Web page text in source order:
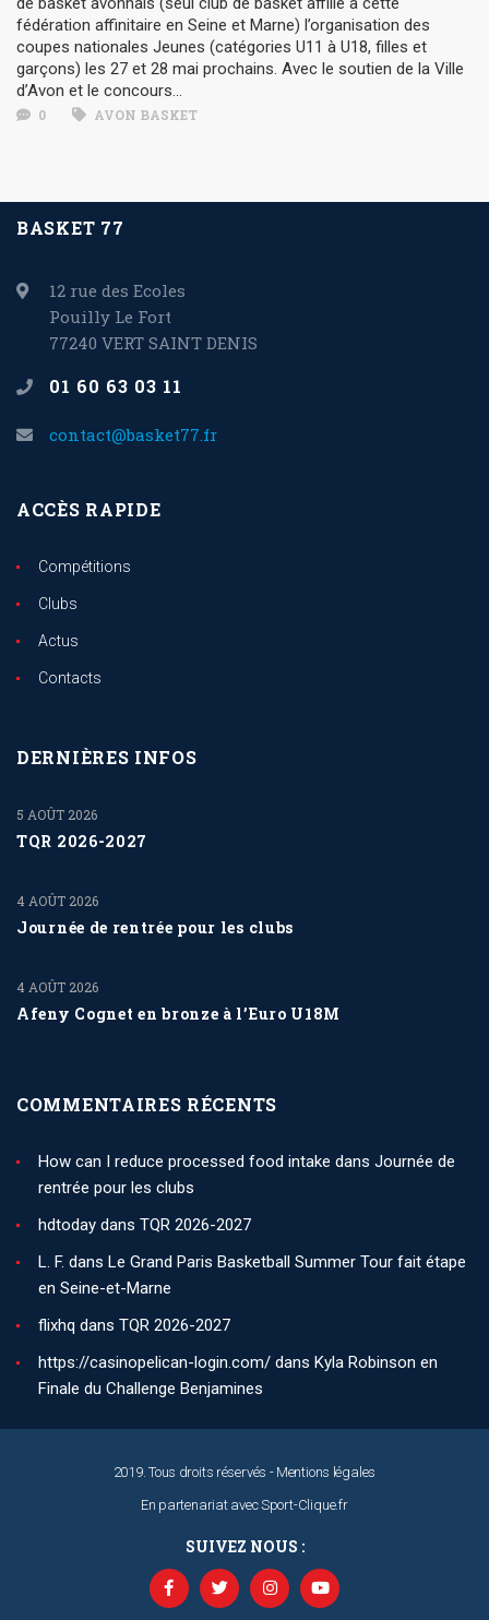
fédération affinitaire en Seine et Marne) l’organisation des
coupes nationales Jeunes (catégories U11 à U18, filles et
garçons) les 27 et 28 mai prochains. Avec le soutien de la Ville
d’Avon et le concours...
0 AVON BASKET
BASKET 77
12 rue des Ecoles
Pouilly Le Fort
77240 VERT SAINT DENIS
01 60 63 03 11
contact@basket77.fr
ACCÈS RAPIDE
Compétitions
Clubs
Actus
Contacts
DERNIÈRES INFOS
TQR 2026-2027
5 AOÛT 2026
Journée de rentrée pour les clubs
4 AOÛT 2026
Afeny Cognet en bronze à l’Euro U18M
4 AOÛT 2026
COMMENTAIRES RÉCENTS
How can I reduce processed food intake dans Journée de
rentrée pour les clubs
hdtoday dans TQR 2026-2027
L. F. dans Le Grand Paris Basketball Summer Tour fait étape
en Seine-et-Marne
flixhq dans TQR 2026-2027
https://casinopelican-login.com/ dans Kyla Robinson en
Finale du Challenge Benjamines
2019. Tous droits réservés - Mentions légales
En partenariat avecSport-Clique.fr
SUIVEZ NOUS :